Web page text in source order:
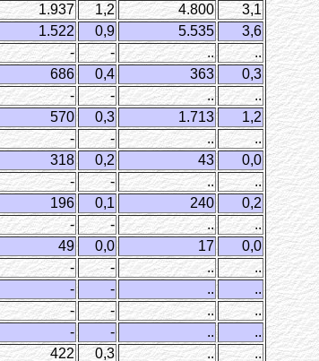
1.937 1,2 4.800
3,1
1.522 0,9 5.535 3,6
- - ..
..
686 0,4 363
0,3
- - ..
..
570 0,3 1.713 1,2
- - ..
..
318 0,2 43 0,0
- - ..
..
196 0,1 240 0,2
- - ..
..
49 0,0 17 0,0
- - ..
..
- - .. ..
- - ..
..
- - .. ..
422 0,3 ..
..